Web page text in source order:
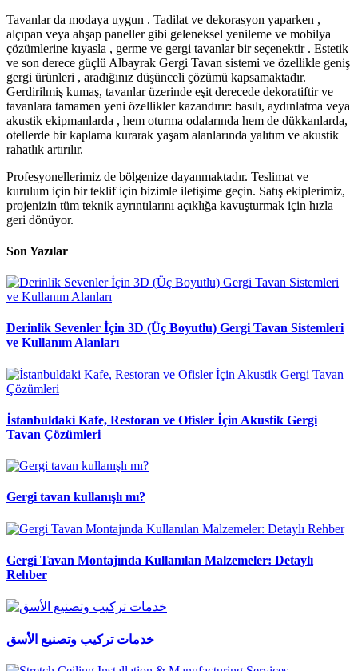
Tavanlar da modaya uygun . Tadilat ve dekorasyon yaparken ,
alçıpan veya ahşap paneller gibi geleneksel yenileme ve mobilya
çözümlerine kıyasla , germe ve gergi tavanlar bir seçenektir . Estetik
ve son derece güçlü Albayrak Gergi Tavan sistemi ve özellikle geniş
gergi ürünleri , aradığınız düşünceli çözümü kapsamaktadır.
Gerdirilmiş kumaş, tavanlar üzerinde eşit derecede dekoratiftir ve
tavanlara tamamen yeni özellikler kazandırır: basılı, aydınlatma veya
akustik ekipmanlarda , hem oturma odalarında hem de dükkanlarda,
otellerde bir kaplama kurarak yaşam alanlarında yalıtım ve akustik
rahatlık artırılır.
Profesyonellerimiz de bölgenize dayanmaktadır. Teslimat ve
kurulum için bir teklif için bizimle iletişime geçin. Satış ekiplerimiz,
projenizin tüm teknik ayrıntılarını açıklığa kavuşturmak için hızla
geri dönüyor.
Son Yazılar
Derinlik Sevenler İçin 3D (Üç Boyutlu) Gergi Tavan Sistemleri
ve Kullanım Alanları
İstanbuldaki Kafe, Restoran ve Ofisler İçin Akustik Gergi
Tavan Çözümleri
Gergi tavan kullanışlı mı?
Gergi Tavan Montajında Kullanılan Malzemeler: Detaylı
Rehber
خدمات تركيب وتصنيع الأسق